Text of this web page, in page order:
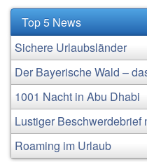
Top 5 News
Sichere Urlaubsländer
Der Bayerische Wald –
1001 Nacht in Abu Dhabi
Lustiger Beschwerdebrief
Roaming im Urlaub